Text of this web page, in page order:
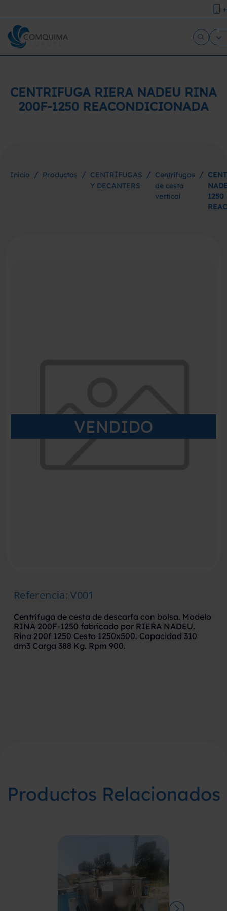
CENTRIFUGA RIERA NADEU RINA
200F-1250 REACONDICIONADA
Inicio / Productos / CENTRÍFUGAS
Y DECANTERS
/ Centrífugas
de cesta
vertical
/
1250
VENDIDO
Referencia: V001
Centrífuga de cesta de descarfa con bolsa. Modelo
RINA 200F-1250 fabricado por RIERA NADEU.
Rina 200f 1250 Cesto 1250x500. Capacidad 310
dm3 Carga 388 Kg. Rpm 900.
Productos Relacionados